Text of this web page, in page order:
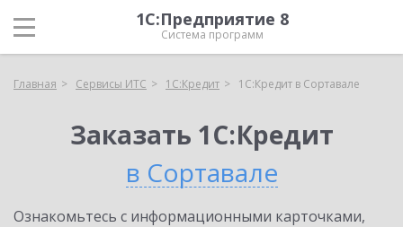
1С:Предприятие 8
Система программ
Главная Сервисы ИТС 1С:Кредит 1С:Кредит в Сортавале
Заказать 1С:Кредит
в Сортавале
Ознакомьтесь с информационными карточками,